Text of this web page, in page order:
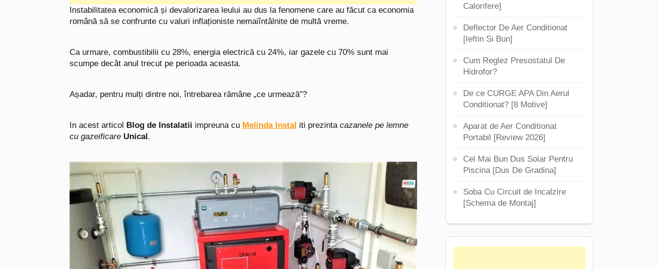
Instabilitatea economică și devalorizarea leului au dus la fenomene care au făcut ca economia
română să se confrunte cu valuri inflaționiste nemaiîntâlnite de multă vreme.
Ca urmare, combustibilii cu 28%, energia electrică cu 24%, iar gazele cu 70% sunt mai
scumpe decât anul trecut pe perioada aceasta.
Așadar, pentru mulți dintre noi, întrebarea rămâne „ce urmează”?
In acest articol Blog de Instalatii impreuna cu Melinda Instal iti prezinta cazanele pe lemne
cu gazeificare Unical.
Calorifere]
Deflector De Aer Conditionat
[Ieftin Si Bun]
Cum Reglez Presostatul De
Hidrofor?
De ce CURGE APA Din Aerul
Conditionat? [8 Motive]
Aparat de Aer Conditionat
Portabil [Review 2026]
Cel Mai Bun Dus Solar Pentru
Piscina [Dus De Gradina]
Soba Cu Circuit de Incalzire
[Schema de Montaj]